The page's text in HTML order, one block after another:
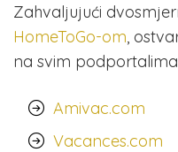
Zahvaljujući
HomeToGo-om,
na svim podportalima
Amivac.com
Vacances.com